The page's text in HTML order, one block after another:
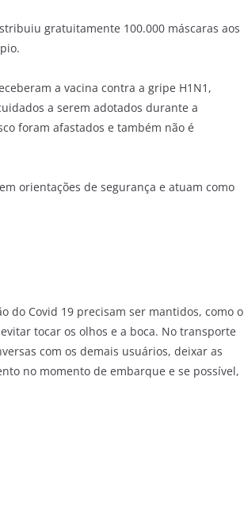
gratuitamente 100.000 máscaras aos
a vacina contra a gripe H1N1,
a serem adotados durante a
foram afastados e também não é
orientações de segurança e atuam como
do Covid 19 precisam ser mantidos, como o
tocar os olhos e a boca. No transporte
com os demais usuários, deixar as
no momento de embarque e se possível,